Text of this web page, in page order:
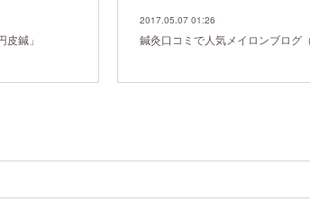
鍼」
2017.05.07 01:26
鍼灸口コミで人気メイロンブログ